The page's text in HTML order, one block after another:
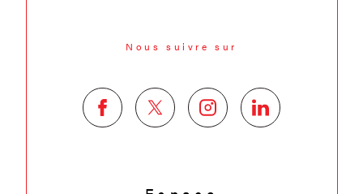
Nous suivre sur